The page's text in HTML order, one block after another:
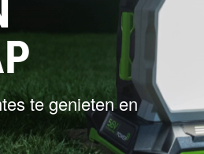
MET
het gebruik en